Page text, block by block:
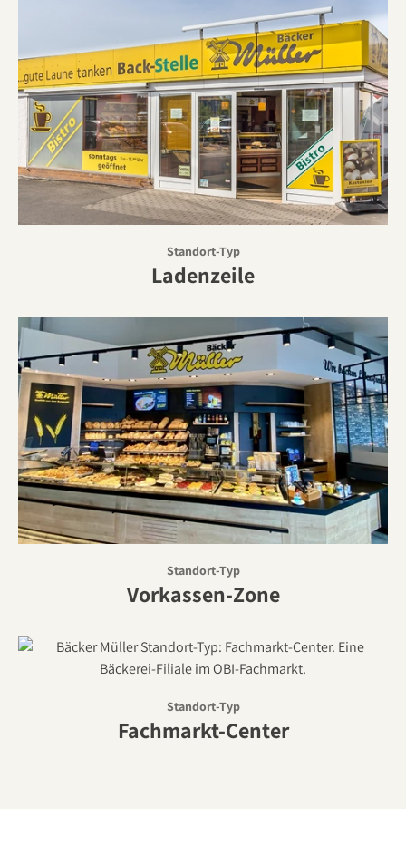
Standort-Typ
Ladenzeile
Standort-Typ
Vorkassen-Zone
Standort-Typ
Fachmarkt-Center